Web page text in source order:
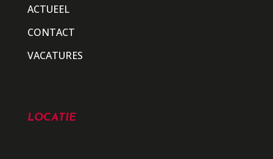
ACTUEEL
CONTACT
VACATURES
LOCATIE